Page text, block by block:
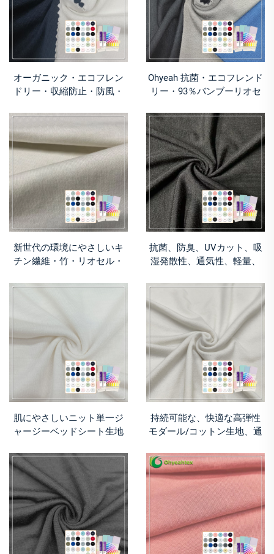
オーガニック・エコフレン
ドリー・収縮防止・防風・
22％キトサン・10％スパン
デックス・220GSMストレッ
チ生地（パジャマ用）
Ohyeah 抗菌・エコフレンド
リー・93％バンブーリオセ
（ベッドリネン・アパレル
用・速乾・吸湿性・ストレ
ッチ）
新世代の環境にやさしいキ
チン繊維・竹・リオセル・
（吸湿発散機能付き）－シ
抗菌、防臭、UVカット、吸
湿発散性、通気性、軽量、
ジャージー生地カラー
肌にやさしいニット単一ジ
ャージーベッドシート生地
リオセル50％配合、環境に
やさしい素材を使用したス
リープウェア）
持続可能な、快適な高弾性
モダール/コットン生地、通
レギンス用卸売